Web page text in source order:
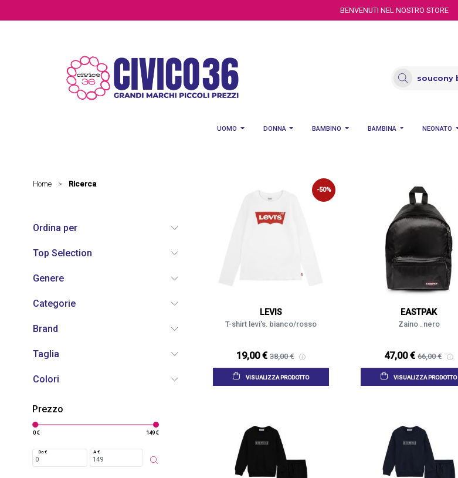
BENVENUTI NEL NOSTRO STORE
UOMO DONNA BAMBINO BAMBINA NEONATO
Home > Ricerca
Ordina per
Top Selection
Genere
Categorie
Brand
Taglia
Colori
Prezzo
0 € 149 €
Da € A €
-50%
LEVIS
T-shirt levi's. bianco/rosso
19,00 € 38,00 €
VISUALIZZA PRODOTTO
EASTPAK
Zaino . nero
47,00 € 66,00 €
VISUALIZZA PRODOTTO